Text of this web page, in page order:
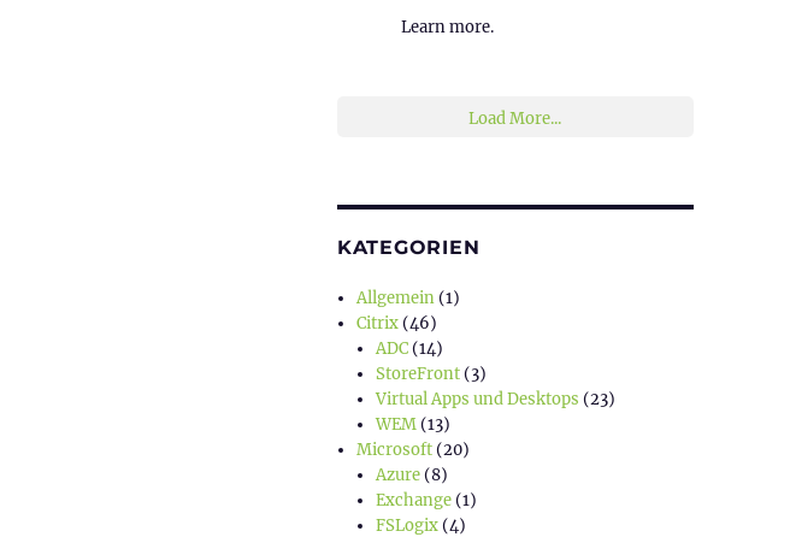
Learn more.
Load More...
KATEGORIEN
Allgemein(1)
Citrix(46)
ADC(14)
StoreFront(3)
Virtual Apps und Desktops (23)
WEM(13)
Microsoft(20)
Azure(8)
Exchange(1)
FSLogix(4)